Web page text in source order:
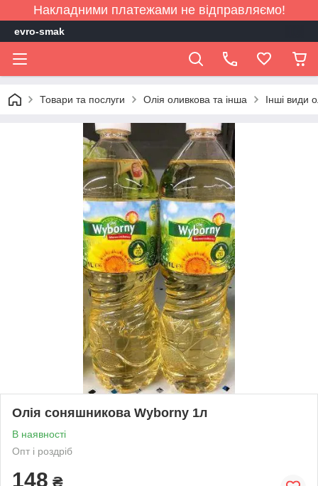
Накладними платежами не відправляємо!
evro-smak
Товари та послуги Олія оливкова та інша Інші види
Олія соняшникова Wyborny 1л
В наявності
Опт і роздріб
148 ₴